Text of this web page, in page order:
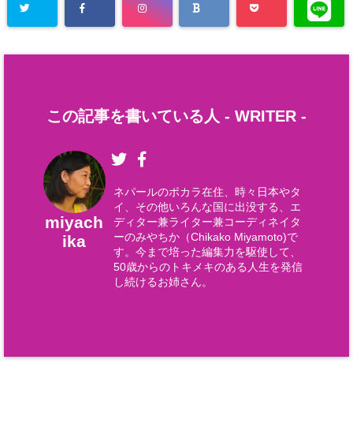
この記事を書いている人 - WRITER -
miyach
ika
ネパールのポカラ在住、時々日本やタ
イ、その他いろんな国に出没する、エ
ディター兼ライター兼コーディネイタ
ーのみやちか（Chikako Miyamoto)で
す。今まで培った編集力を駆使して、
50歳からのトキメキのある人生を発信
し続けるお姉さん。